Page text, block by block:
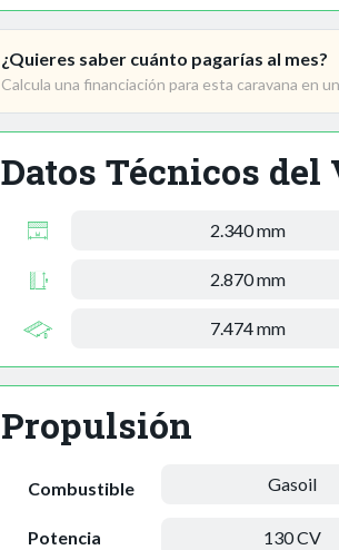
¿Quieres saber cuánto pagarías al mes?
Calcula una financiación para esta caravana en
Datos Técnicos
2.340 mm
2.870 mm
7.474 mm
Propulsión
Combustible Gasoil
Potencia 130 CV